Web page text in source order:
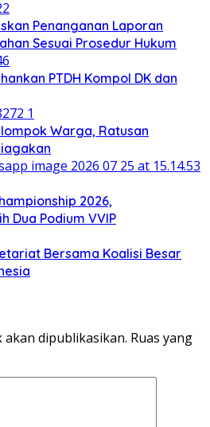
Penanganan Laporan
Sesuai Prosedur Hukum
PTDH Kompol DK dan
Warga, Ratusan
2026,
Dua Podium VVIP
Bersama Koalisi Besar
akan dipublikasikan. Ruas yang